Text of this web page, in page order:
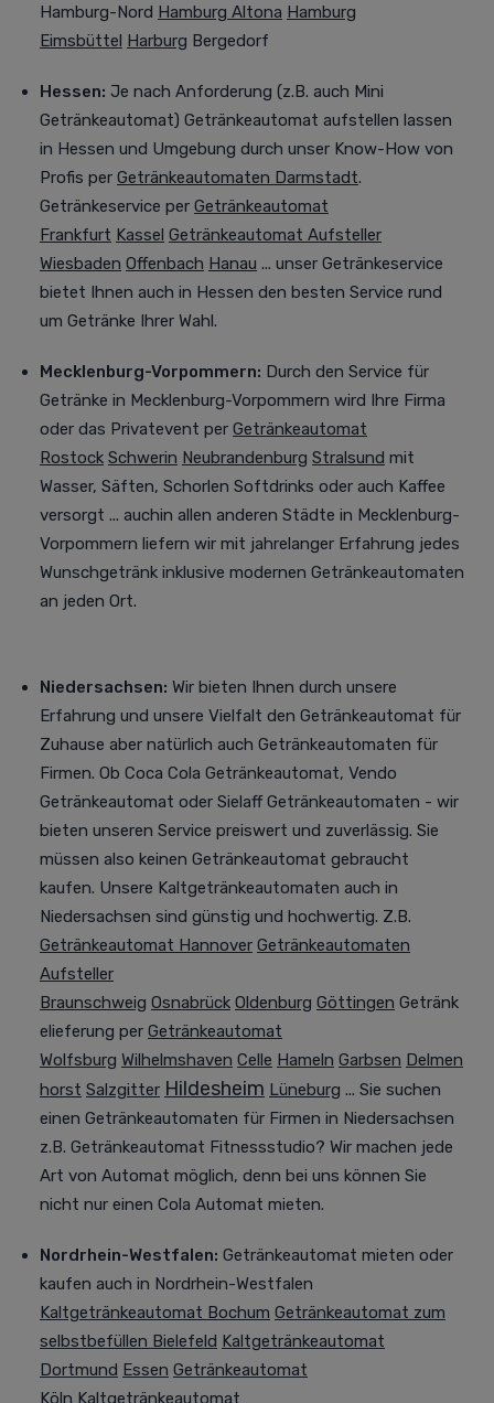
Hamburg-Nord Hamburg Altona Hamburg
Eimsbüttel Harburg Bergedorf
Hessen: Je nach Anforderung (z.B. auch Mini
Getränkeautomat) Getränkeautomat aufstellen lassen
in Hessen und Umgebung durch unser Know-How von
Profis per Getränkeautomaten Darmstadt.
Getränkeservice per Getränkeautomat
Frankfurt Kassel Getränkeautomat Aufsteller
Wiesbaden Offenbach Hanau ... unser Getränkeservice
bietet Ihnen auch in Hessen den besten Service rund
um Getränke Ihrer Wahl.
Mecklenburg-Vorpommern: Durch den Service für
Getränke in Mecklenburg-Vorpommern wird Ihre Firma
oder das Privatevent per Getränkeautomat
Rostock Schwerin Neubrandenburg Stralsund mit
Wasser, Säften, Schorlen Softdrinks oder auch Kaffee
versorgt ... auchin allen anderen Städte in Mecklenburg-
Vorpommern liefern wir mit jahrelanger Erfahrung jedes
Wunschgetränk inklusive modernen Getränkeautomaten
an jeden Ort.
Niedersachsen: Wir bieten Ihnen durch unsere
Erfahrung und unsere Vielfalt den Getränkeautomat für
Zuhause aber natürlich auch Getränkeautomaten für
Firmen. Ob Coca Cola Getränkeautomat, Vendo
Getränkeautomat oder Sielaff Getränkeautomaten - wir
bieten unseren Service preiswert und zuverlässig. Sie
müssen also keinen Getränkeautomat gebraucht
kaufen. Unsere Kaltgetränkeautomaten auch in
Niedersachsen sind günstig und hochwertig. Z.B.
Getränkeautomat Hannover Getränkeautomaten
Aufsteller
Braunschweig Osnabrück Oldenburg Göttingen Getränk
elieferung per Getränkeautomat
Wolfsburg Wilhelmshaven Celle Hameln Garbsen Delmen
horst Salzgitter Hildesheim Lüneburg ... Sie suchen
einen Getränkeautomaten für Firmen in Niedersachsen
z.B. Getränkeautomat Fitnessstudio? Wir machen jede
Art von Automat möglich, denn bei uns können Sie
nicht nur einen Cola Automat mieten.
Nordrhein-Westfalen: Getränkeautomat mieten oder
kaufen auch in Nordrhein-Westfalen
Kaltgetränkeautomat Bochum Getränkeautomat zum
selbstbefüllen Bielefeld Kaltgetränkeautomat
Dortmund Essen Getränkeautomat
Köln Kaltgetränkeautomat